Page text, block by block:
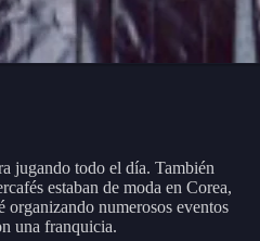
jugando todo el día. También
estaban de moda en Corea,
organizando numerosos eventos
una franquicia.